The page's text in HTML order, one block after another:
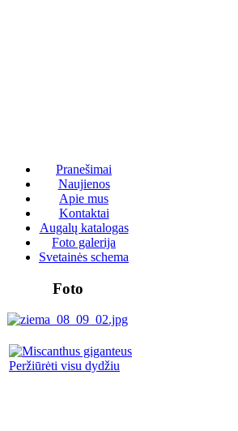
Pranešimai
Naujienos
Apie mus
Kontaktai
Augalų katalogas
Foto galerija
Svetainės schema
Foto
Peržiūrėti visu dydžiu